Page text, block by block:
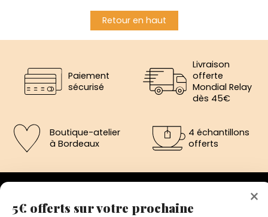
Retour en haut
Paiement
sécurisé
Livraison
offerte
Mondial Relay
dès 45€
Boutique-atelier
à Bordeaux
4 échantillons
offerts
×
5€ offerts sur votre prochaine